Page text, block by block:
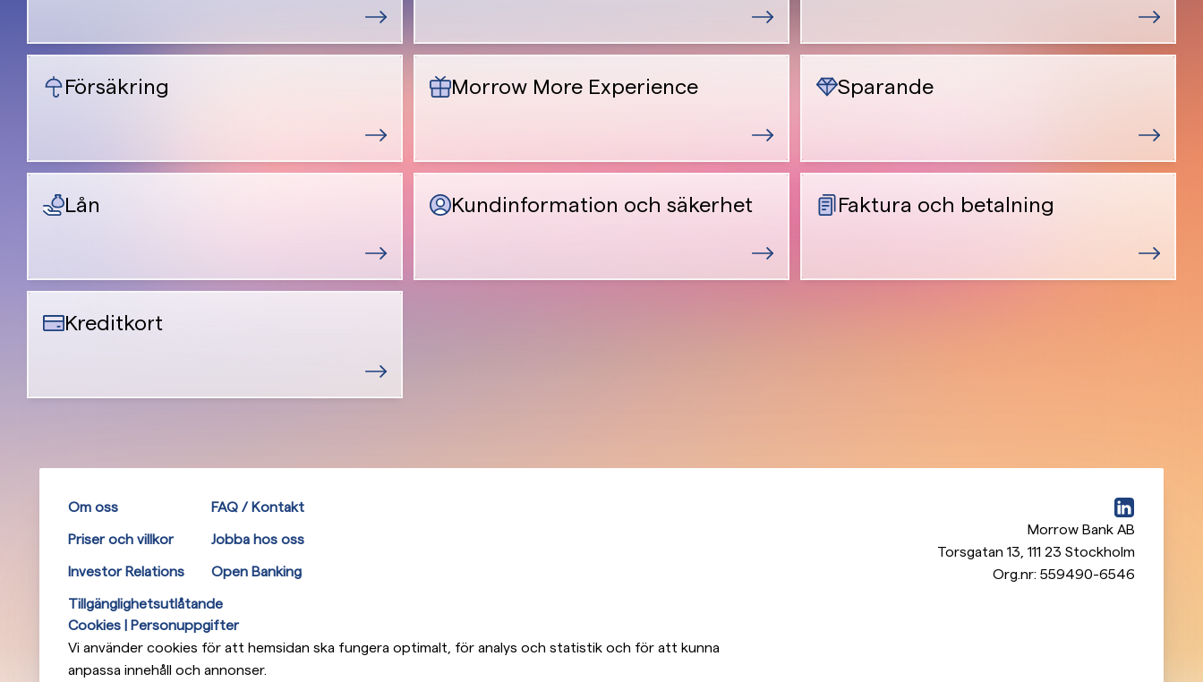
Försäkring Morrow More Experience Sparande
Lån Kundinformation och säkerhet Faktura och betalning
Kreditkort
Om oss FAQ / Kontakt
Priser och villkor Jobba hos oss
Investor Relations Open Banking
Tillgänglighetsutlåtande
Cookies | Personuppgifter
Vi använder cookies för att hemsidan ska fungera optimalt, för analys och statistik och för att kunna
anpassa innehåll och annonser.
Morrow Bank AB
Torsgatan 13 111 23 Stockholm
Org.nr: 559490-6546